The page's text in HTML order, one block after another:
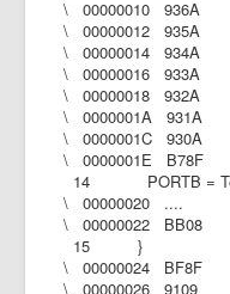
\ 00000010
\ 00000012
\ 00000014
\ 00000016
\ 00000018
\ 0000001A
\ 0000001C
\ 0000001E
14 PORTB =
\ 00000020 ....
\ 00000022
15 }
\ 00000024
\ 00000026